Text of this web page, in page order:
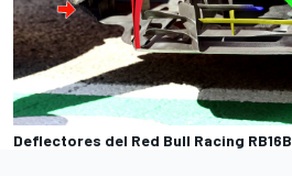
Deflectores del Red Bull Racing RB16B